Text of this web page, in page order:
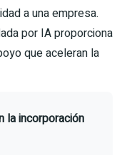
a una empresa.
por IA proporciona
que aceleran la
la incorporación